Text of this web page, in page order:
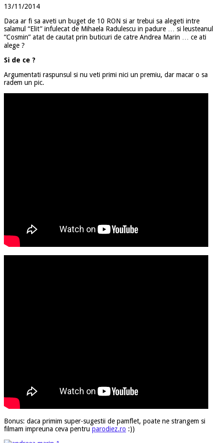
13/11/2014
Daca ar fi sa aveti un buget de 10 RON si ar trebui sa alegeti intre
salamul “Elit” infulecat de Mihaela Radulescu in padure … si leusteanul
“Cosmin” atat de cautat prin buticuri de catre Andrea Marin … ce ati
alege ?
Si de ce ?
Argumentati raspunsul si nu veti primi nici un premiu, dar macar o sa
radem un pic.
Bonus: daca primim super-sugestii de pamflet, poate ne strangem si
filmam impreuna ceva pentru parodiez.ro :))